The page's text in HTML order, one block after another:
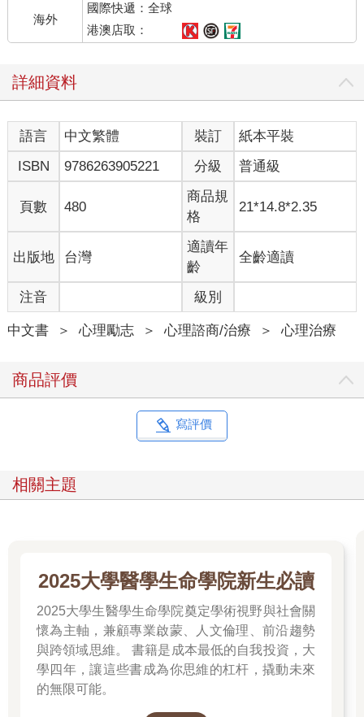
海外
國際快遞：全球
港澳店取：
詳細資料
語言 中文繁體 裝訂
紙本平裝
ISBN
9786263905221 分級 普通級
頁數 480
商品規
格
21*14.8*2.35
出版地 台灣
適讀年
齡
全齡適讀
注音 級別
中文書 ＞ 心理勵志 ＞ 心理諮商/治療 ＞ 心理治療
商品評價
寫評價
相關主題
2025大學醫學生命學院新生必讀
2025大學生醫學生命學院奠定學術視野與社會關
懷為主軸，兼顧專業啟蒙、人文倫理、前沿趨勢
與跨領域思維。 書籍是成本最低的自我投資，大
學四年，讓這些書成為你思維的杠杆，撬動未來
的無限可能。